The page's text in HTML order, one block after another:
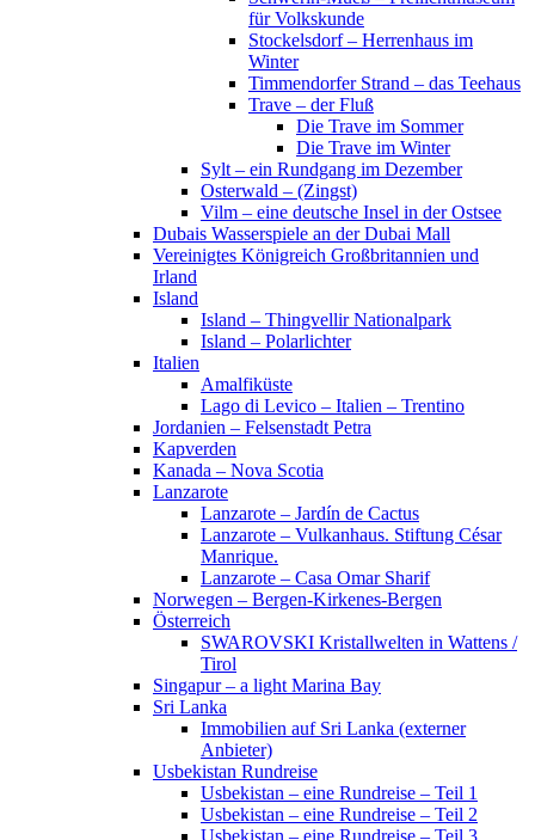
für Volkskunde
Stockelsdorf – Herrenhaus im
Winter
Timmendorfer Strand – das Teehaus
Trave – der Fluß
Die Trave im Sommer
Die Trave im Winter
Sylt – ein Rundgang im Dezember
Osterwald – (Zingst)
Vilm – eine deutsche Insel in der Ostsee
Dubais Wasserspiele an der Dubai Mall
Vereinigtes Königreich Großbritannien und
Irland
Island
Island – Thingvellir Nationalpark
Island – Polarlichter
Italien
Amalfiküste
Lago di Levico – Italien – Trentino
Jordanien – Felsenstadt Petra
Kapverden
Kanada – Nova Scotia
Lanzarote
Lanzarote – Jardín de Cactus
Lanzarote – Vulkanhaus. Stiftung César
Manrique.
Lanzarote – Casa Omar Sharif
Norwegen – Bergen-Kirkenes-Bergen
Österreich
SWAROVSKI Kristallwelten in Wattens /
Tirol
Singapur – a light Marina Bay
Sri Lanka
Immobilien auf Sri Lanka (externer
Anbieter)
Usbekistan Rundreise
Usbekistan – eine Rundreise – Teil 1
Usbekistan – eine Rundreise – Teil 2
Usbekistan – eine Rundreise – Teil 3